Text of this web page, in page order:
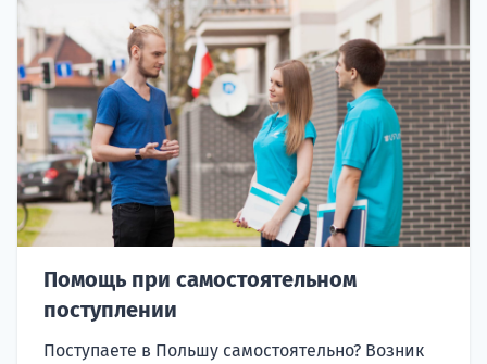
Помощь при самостоятельном
поступлении
Поступаете в Польшу самостоятельно? Возник